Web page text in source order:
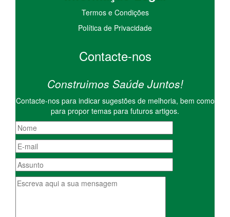
Termos e Condições
Política de Privacidade
Contacte-nos
Construimos Saúde Juntos!
Contacte-nos para indicar sugestões de melhoria, bem como
para propor temas para futuros artigos.